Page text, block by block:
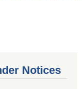
Notices